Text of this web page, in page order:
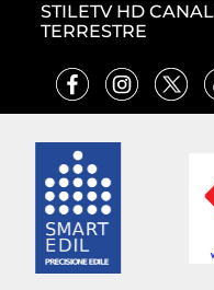
STILETV HD
TERRESTRE